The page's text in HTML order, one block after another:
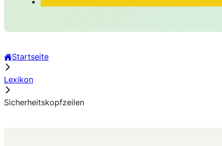
Startseite
Lexikon
Sicherheitskopfzeilen